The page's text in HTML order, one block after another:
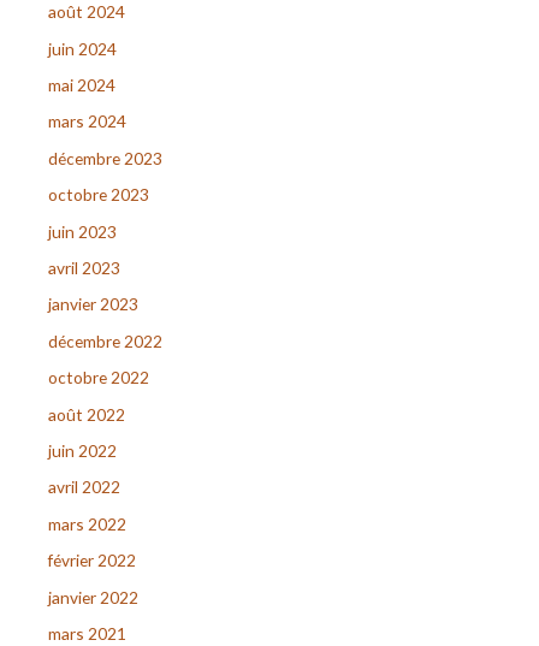
août 2024
juin 2024
mai 2024
mars 2024
décembre 2023
octobre 2023
juin 2023
avril 2023
janvier 2023
décembre 2022
octobre 2022
août 2022
juin 2022
avril 2022
mars 2022
février 2022
janvier 2022
mars 2021